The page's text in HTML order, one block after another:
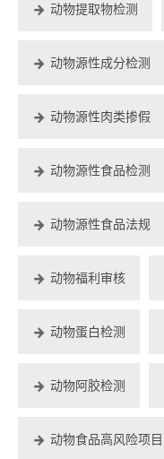
动物提取物检测
动物源性成分检测
动物源性肉类掺假
动物源性食品检测
动物源性食品法规
动物福利审核
动物蛋白检测
动物阿胶检测
动物食品高风险项目